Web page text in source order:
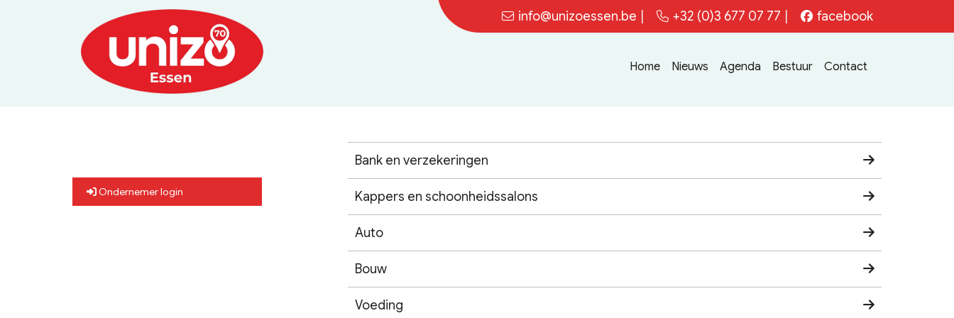
info@unizoessen.be +32 (0)3 677 07 77 facebook
Home Nieuws Agenda Bestuur Contact
Ondernemer login
Bank en verzekeringen
Kappers en schoonheidssalons
Auto
Bouw
Voeding